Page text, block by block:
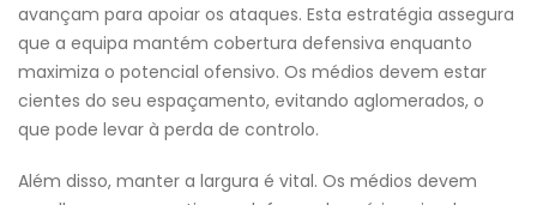
avançam para apoiar os ataques. Esta estratégia assegura
que a equipa mantém cobertura defensiva enquanto
maximiza o potencial ofensivo. Os médios devem estar
cientes do seu espaçamento, evitando aglomerados, o
que pode levar à perda de controlo.
Além disso, manter a largura é vital. Os médios devem